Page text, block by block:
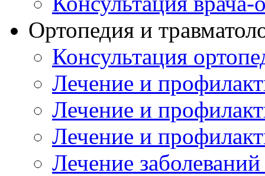
Ортопедия и
Консультация
Лечение и
Лечение и
Лечение и
Лечение